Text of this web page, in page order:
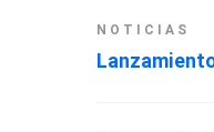
NOTICIAS